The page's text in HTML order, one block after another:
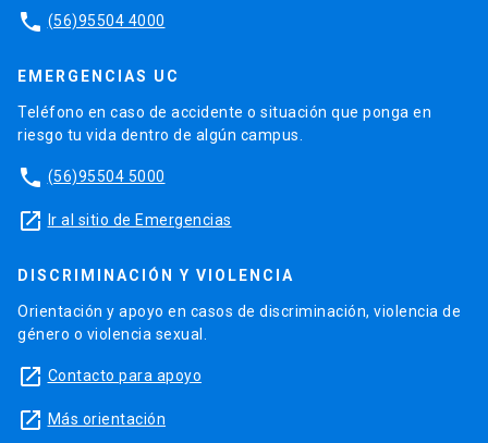
phone (56)95504 4000
EMERGENCIAS UC
Teléfono en caso de accidente o situación que ponga en
riesgo tu vida dentro de algún campus.
phone (56)95504 5000
launch Ir al sitio de Emergencias
DISCRIMINACIÓN Y VIOLENCIA
Orientación y apoyo en casos de discriminación, violencia de
género o violencia sexual.
launch Contacto para apoyo
launch Más orientación